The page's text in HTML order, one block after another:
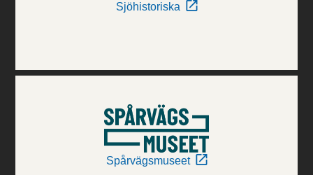
Sjöhistoriska
Spårvägsmuseet